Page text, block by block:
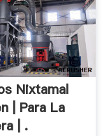
Nixtamal
| Para La
| .